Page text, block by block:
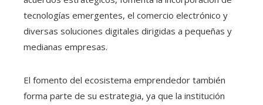
tecnologías emergentes, el comercio electrónico y
diversas soluciones digitales dirigidas a pequeñas y
medianas empresas.
El fomento del ecosistema emprendedor también
forma parte de su estrategia, ya que la institución